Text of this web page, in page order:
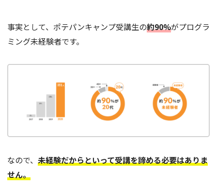
事実として、ポテパンキャンプ受講生の約90%がプログラ
ミング未経験者です。
なので、 未経験だからといって受講を諦める必要はありま
せん。